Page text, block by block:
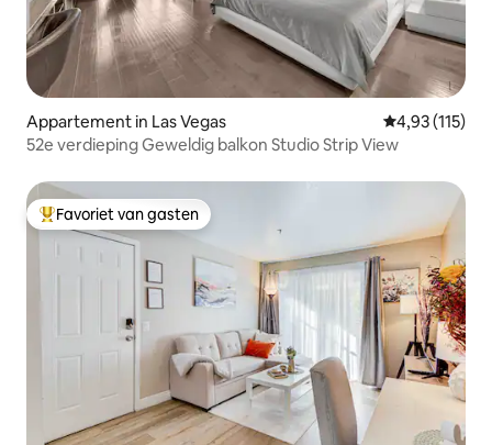
Appartement in Las Vegas Gemiddelde
4,93 (115)
52e verdieping Geweldig balkon Studio Strip View
Topfavoriet van gasten
Favoriet van gasten